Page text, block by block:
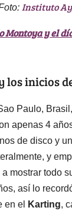
Instituto
Montoya y el
los inicios
Paulo,
apenas 4
de disco y
y
mostrar todo
así lo
en el
Karting,